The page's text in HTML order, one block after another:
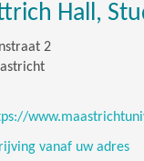
Hall,
2
vanaf uw adres